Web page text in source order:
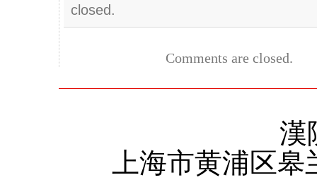
closed.
Comments are closed.
漢
上海市黄浦区